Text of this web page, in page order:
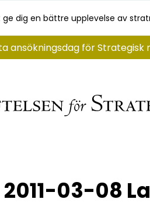
dig en bättre upplevelse av
ansökningsdag för
2011-03-08